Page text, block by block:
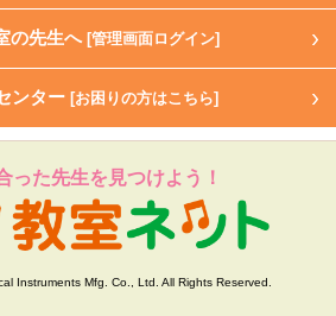
の先生へ [管理画面ログイン]
ンター [お困りの方はこちら]
った先生を見つけよう！
Instruments Mfg. Co., Ltd. All Rights Reserved.